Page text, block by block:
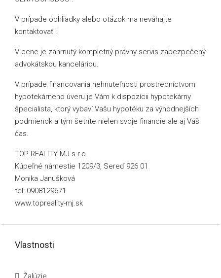
V prípade obhliadky alebo otázok ma neváhajte
kontaktovať !
V cene je zahrnutý kompletný právny servis zabezpečený
advokátskou kanceláriou.
V prípade financovania nehnuteľnosti prostredníctvom
hypotekárneho úveru je Vám k dispozícii hypotekárny
špecialista, ktorý vybaví Vašu hypotéku za výhodnejších
podmienok a tým šetríte nielen svoje financie ale aj Váš
čas.
TOP REALITY MJ s.r.o.
Kúpeľné námestie 1209/3, Sereď 926 01
Monika Janušková
tel: 0908129671
www.topreality-mj.sk
Vlastnosti
Žalúzie